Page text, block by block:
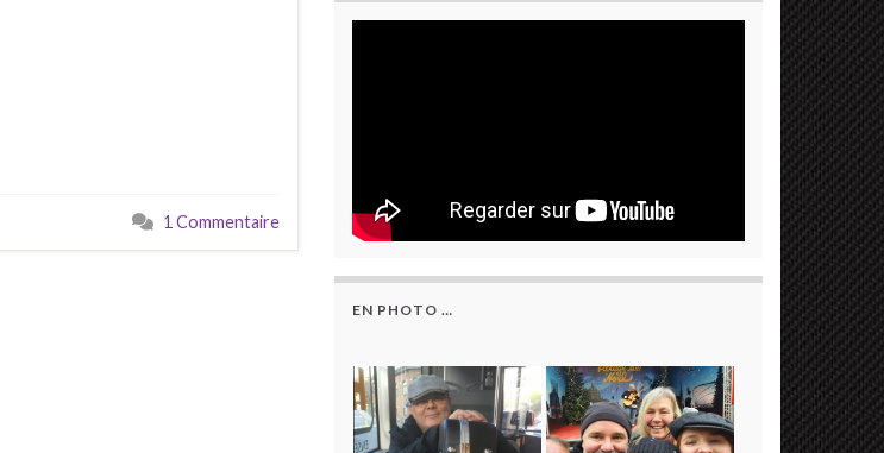
1 Commentaire
EN PHOTO …